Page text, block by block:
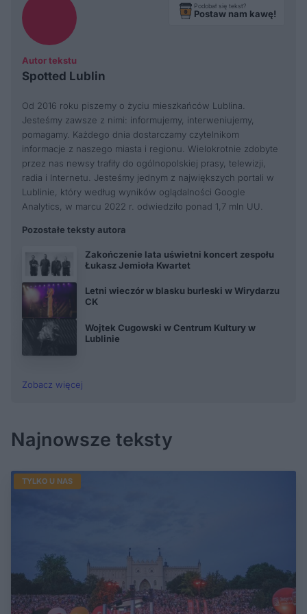
Autor tekstu
Spotted Lublin
Podobał się tekst?
Postaw nam kawę!
Od 2016 roku piszemy o życiu mieszkańców Lublina.
Jesteśmy zawsze z nimi: informujemy, interweniujemy,
pomagamy. Każdego dnia dostarczamy czytelnikom
informacje z naszego miasta i regionu. Wielokrotnie zdobyte
przez nas newsy trafiły do ogólnopolskiej prasy, telewizji,
radia i Internetu. Jesteśmy jednym z największych portali w
Lublinie, który według wyników oglądalności Google
Analytics, w marcu 2022 r. odwiedziło ponad 1,7 mln UU.
Pozostałe teksty autora
Zakończenie lata uświetni koncert zespołu
Łukasz Jemioła Kwartet
Letni wieczór w blasku burleski w Wirydarzu
CK
Wojtek Cugowski w Centrum Kultury w
Lublinie
Zobacz więcej
Najnowsze teksty
TYLKO U NAS